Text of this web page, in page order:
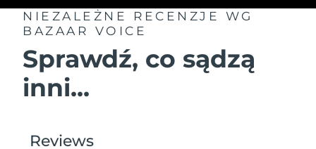
NIEZALEŻNE RECENZJE
WG
BAZAAR VOICE
Sprawdź, co sądzą
inni...